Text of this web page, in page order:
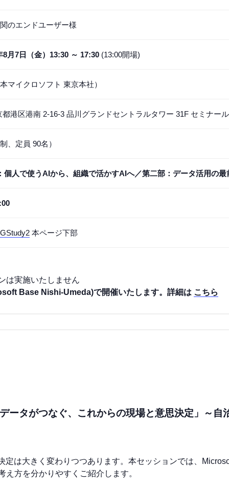
のエンドユーザー様
8月7日（金）13:30 ～ 17:30 (13:00開場)
マイクロソフト 東京本社）
都港区港南 2-16-3 品川グランドセントラルタワー 31F セミナー
、定員 90名）
個人で使うAIから、組織で活かすAIへ／第二部：データ活用の最
本ページ下部
は実施いたしません
Base Nishi-Umeda)で開催いたします。詳細は こちら
ータがつなぐ、これからの現場と意思決定」～自
定は大きく変わりつつあります。本セッションでは、
方を分かりやすくご紹介します。